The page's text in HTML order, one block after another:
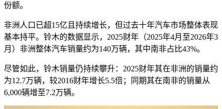
份额。
非洲人口已超15亿且持续增长，但过去十年汽车市场整体表现
基本持平。铃木的数据显示，2025财年（2025年4月至2026年3
月）非洲整体汽车销量约为140万辆，其中南非占比43%。
尽管如此，铃木销量仍持续攀升：2025财年其在非洲的销量约
为12.7万辆，较2016财年增长5.5倍；同期其在南非的销量从
6,000辆增至7.2万辆。